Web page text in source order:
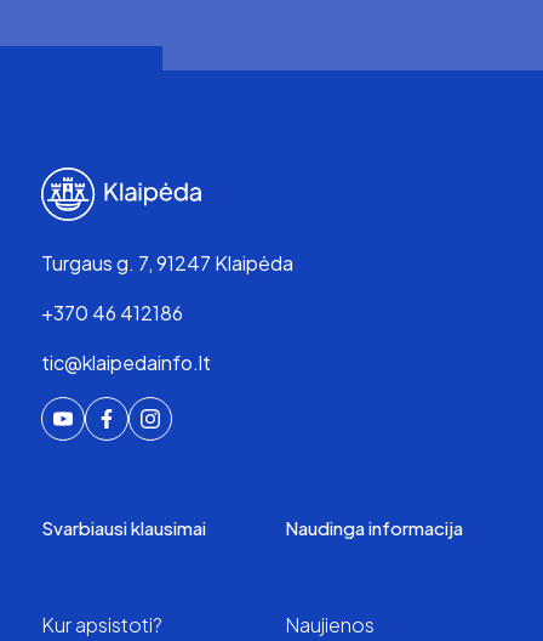
Turgaus g. 7, 91247 Klaipėda
+370 46 412186
tic@klaipedainfo.lt
Svarbiausi klausimai
Kur apsistoti?
Naudinga informacija
Naujienos